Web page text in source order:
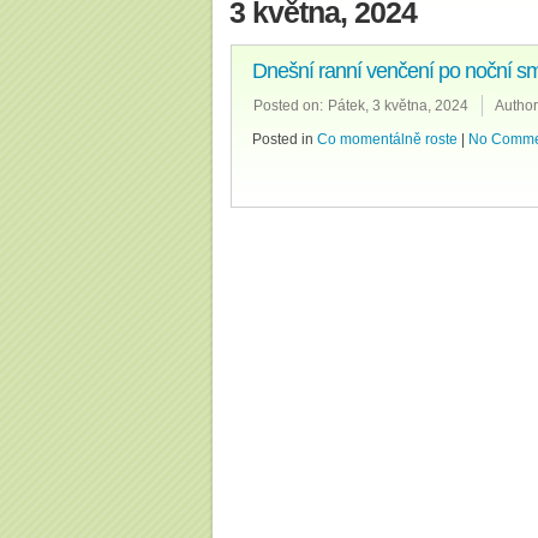
3 května, 2024
Dnešní ranní venčení po noční
Posted on: Pátek, 3 května, 2024
Posted in Co momentálně roste No